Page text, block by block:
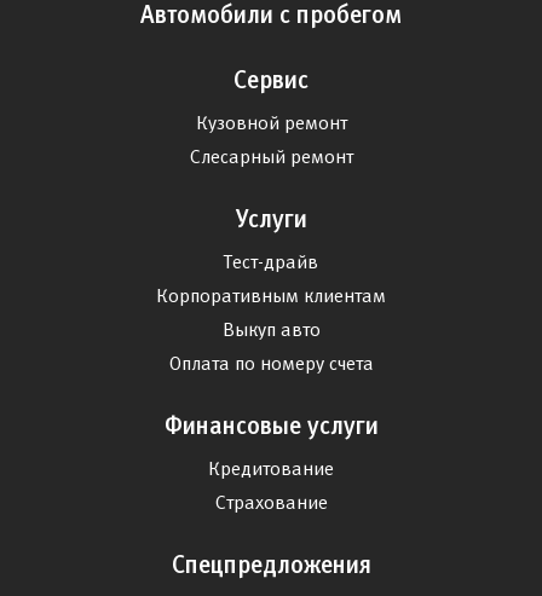
Автомобили с пробегом
Сервис
Кузовной ремонт
Слесарный ремонт
Услуги
Тест-драйв
Корпоративным клиентам
Выкуп авто
Оплата по номеру счета
Финансовые услуги
Кредитование
Страхование
Спецпредложения